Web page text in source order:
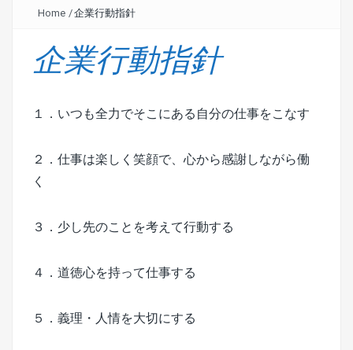
Home /企業行動指針
企業行動指針
１．いつも全力でそこにある自分の仕事をこなす
２．仕事は楽しく笑顔で、心から感謝しながら働
く
３．少し先のことを考えて行動する
４．道徳心を持って仕事する
５．義理・人情を大切にする